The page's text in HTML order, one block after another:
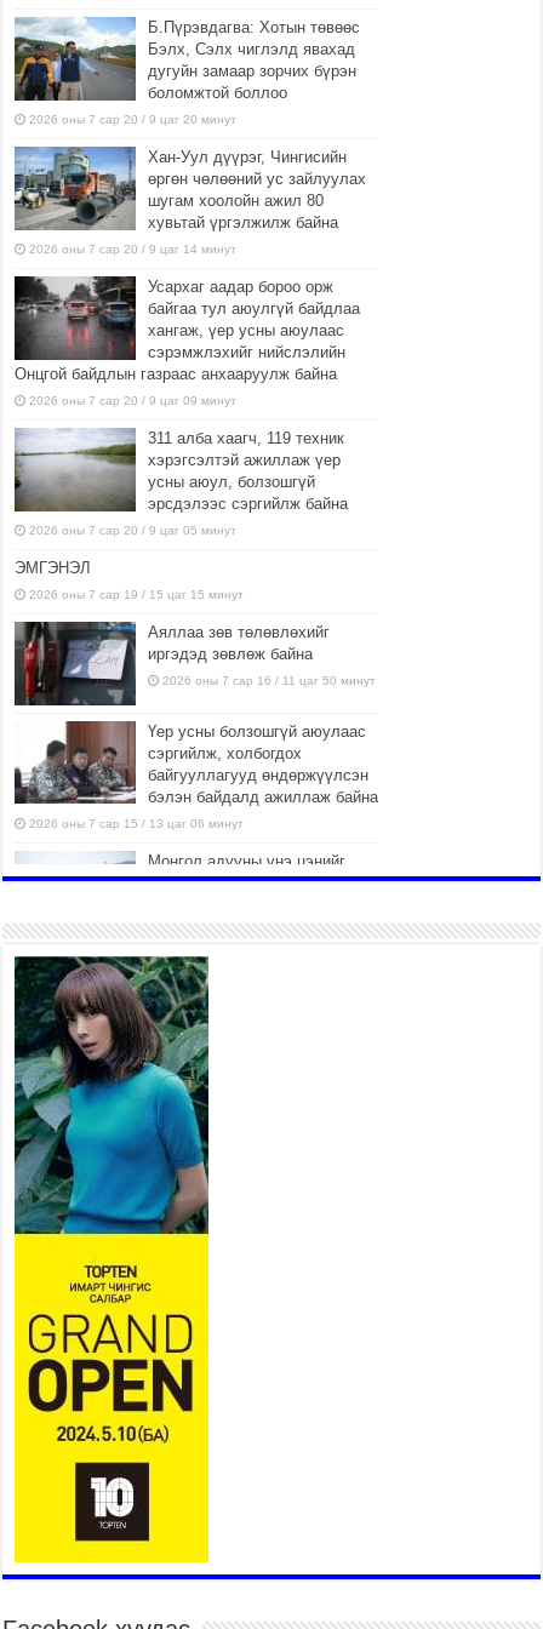
Б.Пүрэвдагва: Хотын төвөөс
Бэлх, Сэлх чиглэлд явахад
дугуйн замаар зорчих бүрэн
боломжтой боллоо
2026 оны 7 сар 20 / 9 цаг 20 минут
Хан-Уул дүүрэг, Чингисийн
өргөн чөлөөний ус зайлуулах
шугам хоолойн ажил 80
хувьтай үргэлжилж байна
2026 оны 7 сар 20 / 9 цаг 14 минут
Усархаг аадар бороо орж
байгаа тул аюулгүй байдлаа
хангаж, үер усны аюулаас
сэрэмжлэхийг нийслэлийн
Онцгой байдлын газраас анхааруулж байна
2026 оны 7 сар 20 / 9 цаг 09 минут
311 алба хаагч, 119 техник
хэрэгсэлтэй ажиллаж үер
усны аюул, болзошгүй
эрсдэлээс сэргийлж байна
2026 оны 7 сар 20 / 9 цаг 05 минут
ЭМГЭНЭЛ
2026 оны 7 сар 19 / 15 цаг 15 минут
Аяллаа зөв төлөвлөхийг
иргэдэд зөвлөж байна
2026 оны 7 сар 16 / 11 цаг 50 минут
Үер усны болзошгүй аюулаас
сэргийлж, холбогдох
байгууллагууд өндөржүүлсэн
бэлэн байдалд ажиллаж байна
2026 оны 7 сар 15 / 13 цаг 06 минут
Монгол адууны үнэ цэнийг
дэлхийд сурталчлах “Дэлхийн
оролцож байна
Шагайн харвааны насанд
хүрэгчдийн багийн төрөлд 106
багийн 848 харваач өрсөлдөж,
шилдгүүд шалгарав
2026 оны 7 сар 15 / 11 цаг 45 минут
Үндэсний их баяр наадмын сур харвааны
шагналыг нийслэлийн Засаг дарга бөгөөд
Улаанбаатар хотын Захирагч Б.Пүрэвдагва
гардууллаа
2026 оны 7 сар 15 / 11 цаг 41 минут
иргэдэд тусламж, үйлчилгээ үзүүлж байна
2026 оны 7 сар 15 / 11 цаг 30 минут
Хүчит бөхийн барилдааны тавын даваа
үргэлжилж байна
2026 оны 7 сар 15 / 11 цаг 26 минут
Төв цэнгэлдэх орчмын цэвэрлэгээ, үйлчилгээнд
161 ажилтан, 27 техниктэй ажиллаж байна
2026 оны 7 сар 15 / 11 цаг 22 минут
Наадмын амралтын өдрүүдэд нийслэлийн эрүүл
мэндийн байгууллагууд дараах хуваарийн дагуу
ажиллана
2026 оны 7 сар 15 / 11 цаг 18 минут
Үндэсний их баяр наадам эхэллээ